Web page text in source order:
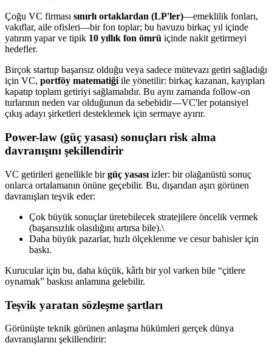
Çoğu VC firması sınırlı ortaklardan (LP'ler)—emeklilik fonları,
vakıflar, aile ofisleri—bir fon toplar; bu havuzu birkaç yıl içinde
yatırım yapar ve tipik 10 yıllık fon ömrü içinde nakit getirmeyi
hedefler.
Birçok startup başarısız olduğu veya sadece mütevazı getiri sağladığı
için VC, portföy matematiğiile yönetilir: birkaç kazanan, kayıpları
kapatıp toplam getiriyi sağlamalıdır. Bu aynı zamanda follow-on
turlarının neden var olduğunun da sebebidir—VC'ler potansiyel
çıkış adayı şirketleri desteklemek için sermaye ayırır.
Power-law (güç yasası) sonuçları risk alma
davranışını şekillendirir
VC getirileri genellikle birgüç yasası izler: bir olağanüstü sonuç
onlarca ortalamanın önüne geçebilir. Bu, dışarıdan aşırı görünen
davranışları teşvik eder:
Çok büyük sonuçlar üretebilecek stratejilere öncelik vermek
(başarısızlık olasılığını artırsa bile).\
Daha büyük pazarlar, hızlı ölçeklenme ve cesur bahisler için
baskı.
Kurucular için bu, daha küçük, kârlı bir yol varken bile “çitlere
oynamak” baskısı anlamına gelebilir.
Teşvik yaratan sözleşme şartları
Görünüşte teknik görünen anlaşma hükümleri gerçek dünya
davranışlarını şekillendirir: